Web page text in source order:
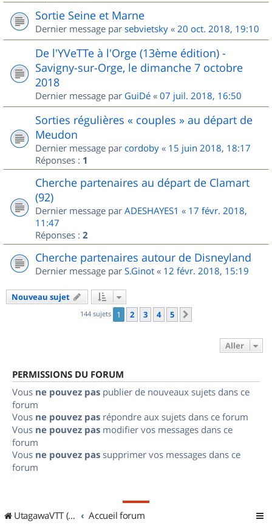
Sortie Seine et Marne
Dernier message par sebvietsky « 20 oct. 2018, 19:10
De l'YVeTTe à l'Orge (13ème édition) -
Savigny-sur-Orge, le dimanche 7 octobre
2018
Dernier message par GuiDé « 07 juil. 2018, 16:50
Sorties régulières « couples » au départ de
Meudon
Dernier message par cordoby « 15 juin 2018, 18:17
Réponses : 1
Cherche partenaires au départ de Clamart
(92)
Dernier message par ADESHAYES1 « 17 févr. 2018,
11:47
Réponses : 2
Cherche partenaires autour de Disneyland
Dernier message par S.Ginot « 12 févr. 2018, 15:19
Nouveau sujet
144 sujets 1 2 3 4 5
Aller
PERMISSIONS DU FORUM
Vous ne pouvez pas publier de nouveaux sujets dans ce
forum
Vous ne pouvez pas répondre aux sujets dans ce forum
Vous ne pouvez pas modifier vos messages dans ce
forum
Vous ne pouvez pas supprimer vos messages dans ce
forum
UtagawaVTT (Randos VTT et VTTAE avec traces GPS) Accueil forum